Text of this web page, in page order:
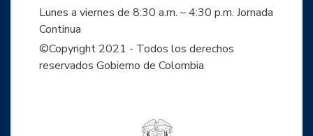
Lunes a viernes de 8:30 a.m. – 4:30 p.m. Jornada
Continua
©Copyright 2021 - Todos los derechos
reservados Gobierno de Colombia